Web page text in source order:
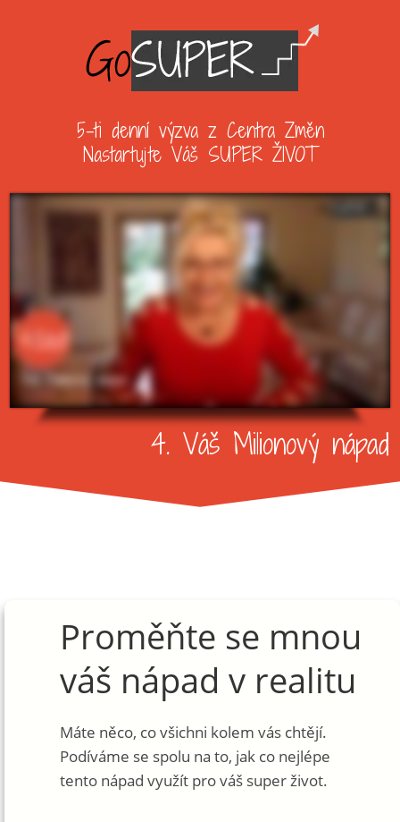
5-ti denní výzva z Centra Změn
Nastartujte Váš SUPER ŽIVOT
4. Váš Milionový nápad
Proměňte se mnou
váš nápad v realitu
Máte něco, co všichni kolem vás chtějí.
Podíváme se spolu na to, jak co nejlépe
tento nápad využít pro váš super život.